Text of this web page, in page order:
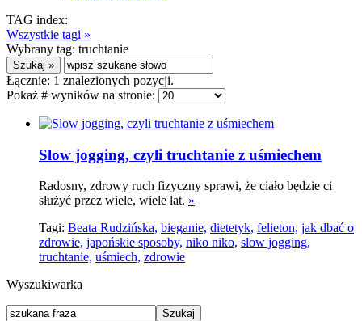
TAG index:
Wszystkie tagi »
Wybrany tag: truchtanie
Łącznie: 1 znalezionych pozycji.
Pokaż # wyników na stronie:
Slow jogging, czyli truchtanie z uśmiechem
Radosny, zdrowy ruch fizyczny sprawi, że ciało będzie ci
służyć przez wiele, wiele lat. »
Tagi: Beata Rudzińska, bieganie, dietetyk, felieton, jak dbać o
zdrowie, japońskie sposoby, niko niko, slow jogging,
truchtanie, uśmiech, zdrowie
Wyszukiwarka